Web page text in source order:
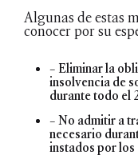
Algunas de estas
conocer por su
– Eliminar la
insolvencia de
durante todo el
– No admitir a
necesario
instados por